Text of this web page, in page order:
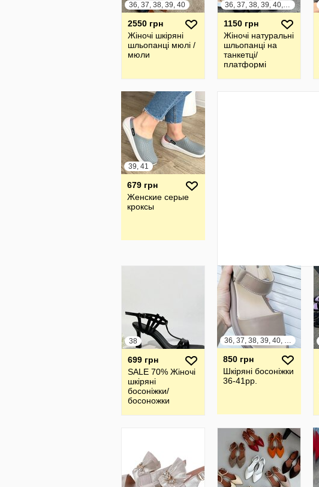
36, 37, 38, 39, 40
2550 грн
Жіночі шкіряні
шльопанці мюлі /
мюли
36, 37, 38, 39, 40, 41
1150 грн
Жіночі натуральні
шльопанці на
танкетці/
платформі
39, 41
679 грн
Женские серые
кроксы
38
699 грн
SALE 70% Жіночі
шкіряні
босоніжки/
босоножки
36, 37, 38, 39, 40, 41
850 грн
Шкіряні босоніжки
36-41рр.